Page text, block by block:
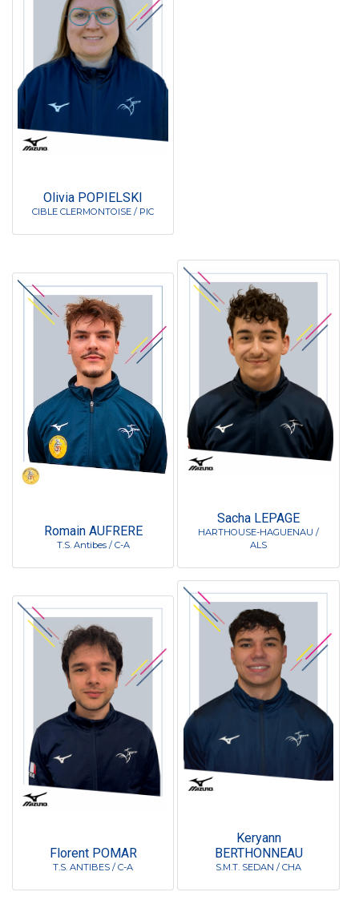
Olivia POPIELSKI
CIBLE CLERMONTOISE / PIC
Romain AUFRERE
T.S. Antibes / C-A
Sacha LEPAGE
HARTHOUSE-HAGUENAU /
ALS
Florent POMAR
T.S. ANTIBES / C-A
Keryann
BERTHONNEAU
S.M.T. SEDAN / CHA